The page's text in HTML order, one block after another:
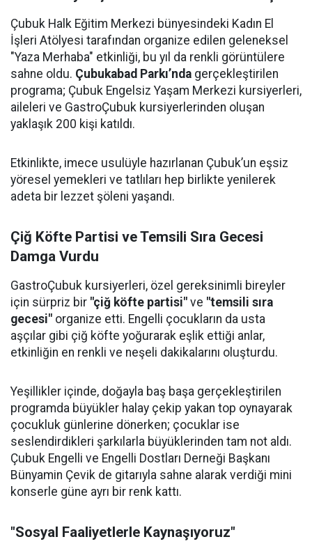
Çubuk Halk Eğitim Merkezi bünyesindeki Kadın El
İşleri Atölyesi tarafından organize edilen geleneksel
"Yaza Merhaba" etkinliği, bu yıl da renkli görüntülere
sahne oldu. Çubukabad Parkı’nda gerçekleştirilen
programa; Çubuk Engelsiz Yaşam Merkezi kursiyerleri,
aileleri ve GastroÇubuk kursiyerlerinden oluşan
yaklaşık 200 kişi katıldı.
Etkinlikte, imece usulüyle hazırlanan Çubuk’un eşsiz
yöresel yemekleri ve tatlıları hep birlikte yenilerek
adeta bir lezzet şöleni yaşandı.
Çiğ Köfte Partisi ve Temsili Sıra Gecesi
Damga Vurdu
GastroÇubuk kursiyerleri, özel gereksinimli bireyler
için sürpriz bir "çiğ köfte partisi" ve "temsili sıra
gecesi" organize etti. Engelli çocukların da usta
aşçılar gibi çiğ köfte yoğurarak eşlik ettiği anlar,
etkinliğin en renkli ve neşeli dakikalarını oluşturdu.
Yeşillikler içinde, doğayla baş başa gerçekleştirilen
programda büyükler halay çekip yakan top oynayarak
çocukluk günlerine dönerken; çocuklar ise
seslendirdikleri şarkılarla büyüklerinden tam not aldı.
Çubuk Engelli ve Engelli Dostları Derneği Başkanı
Bünyamin Çevik de gitarıyla sahne alarak verdiği mini
konserle güne ayrı bir renk kattı.
"Sosyal Faaliyetlerle Kaynaşıyoruz"